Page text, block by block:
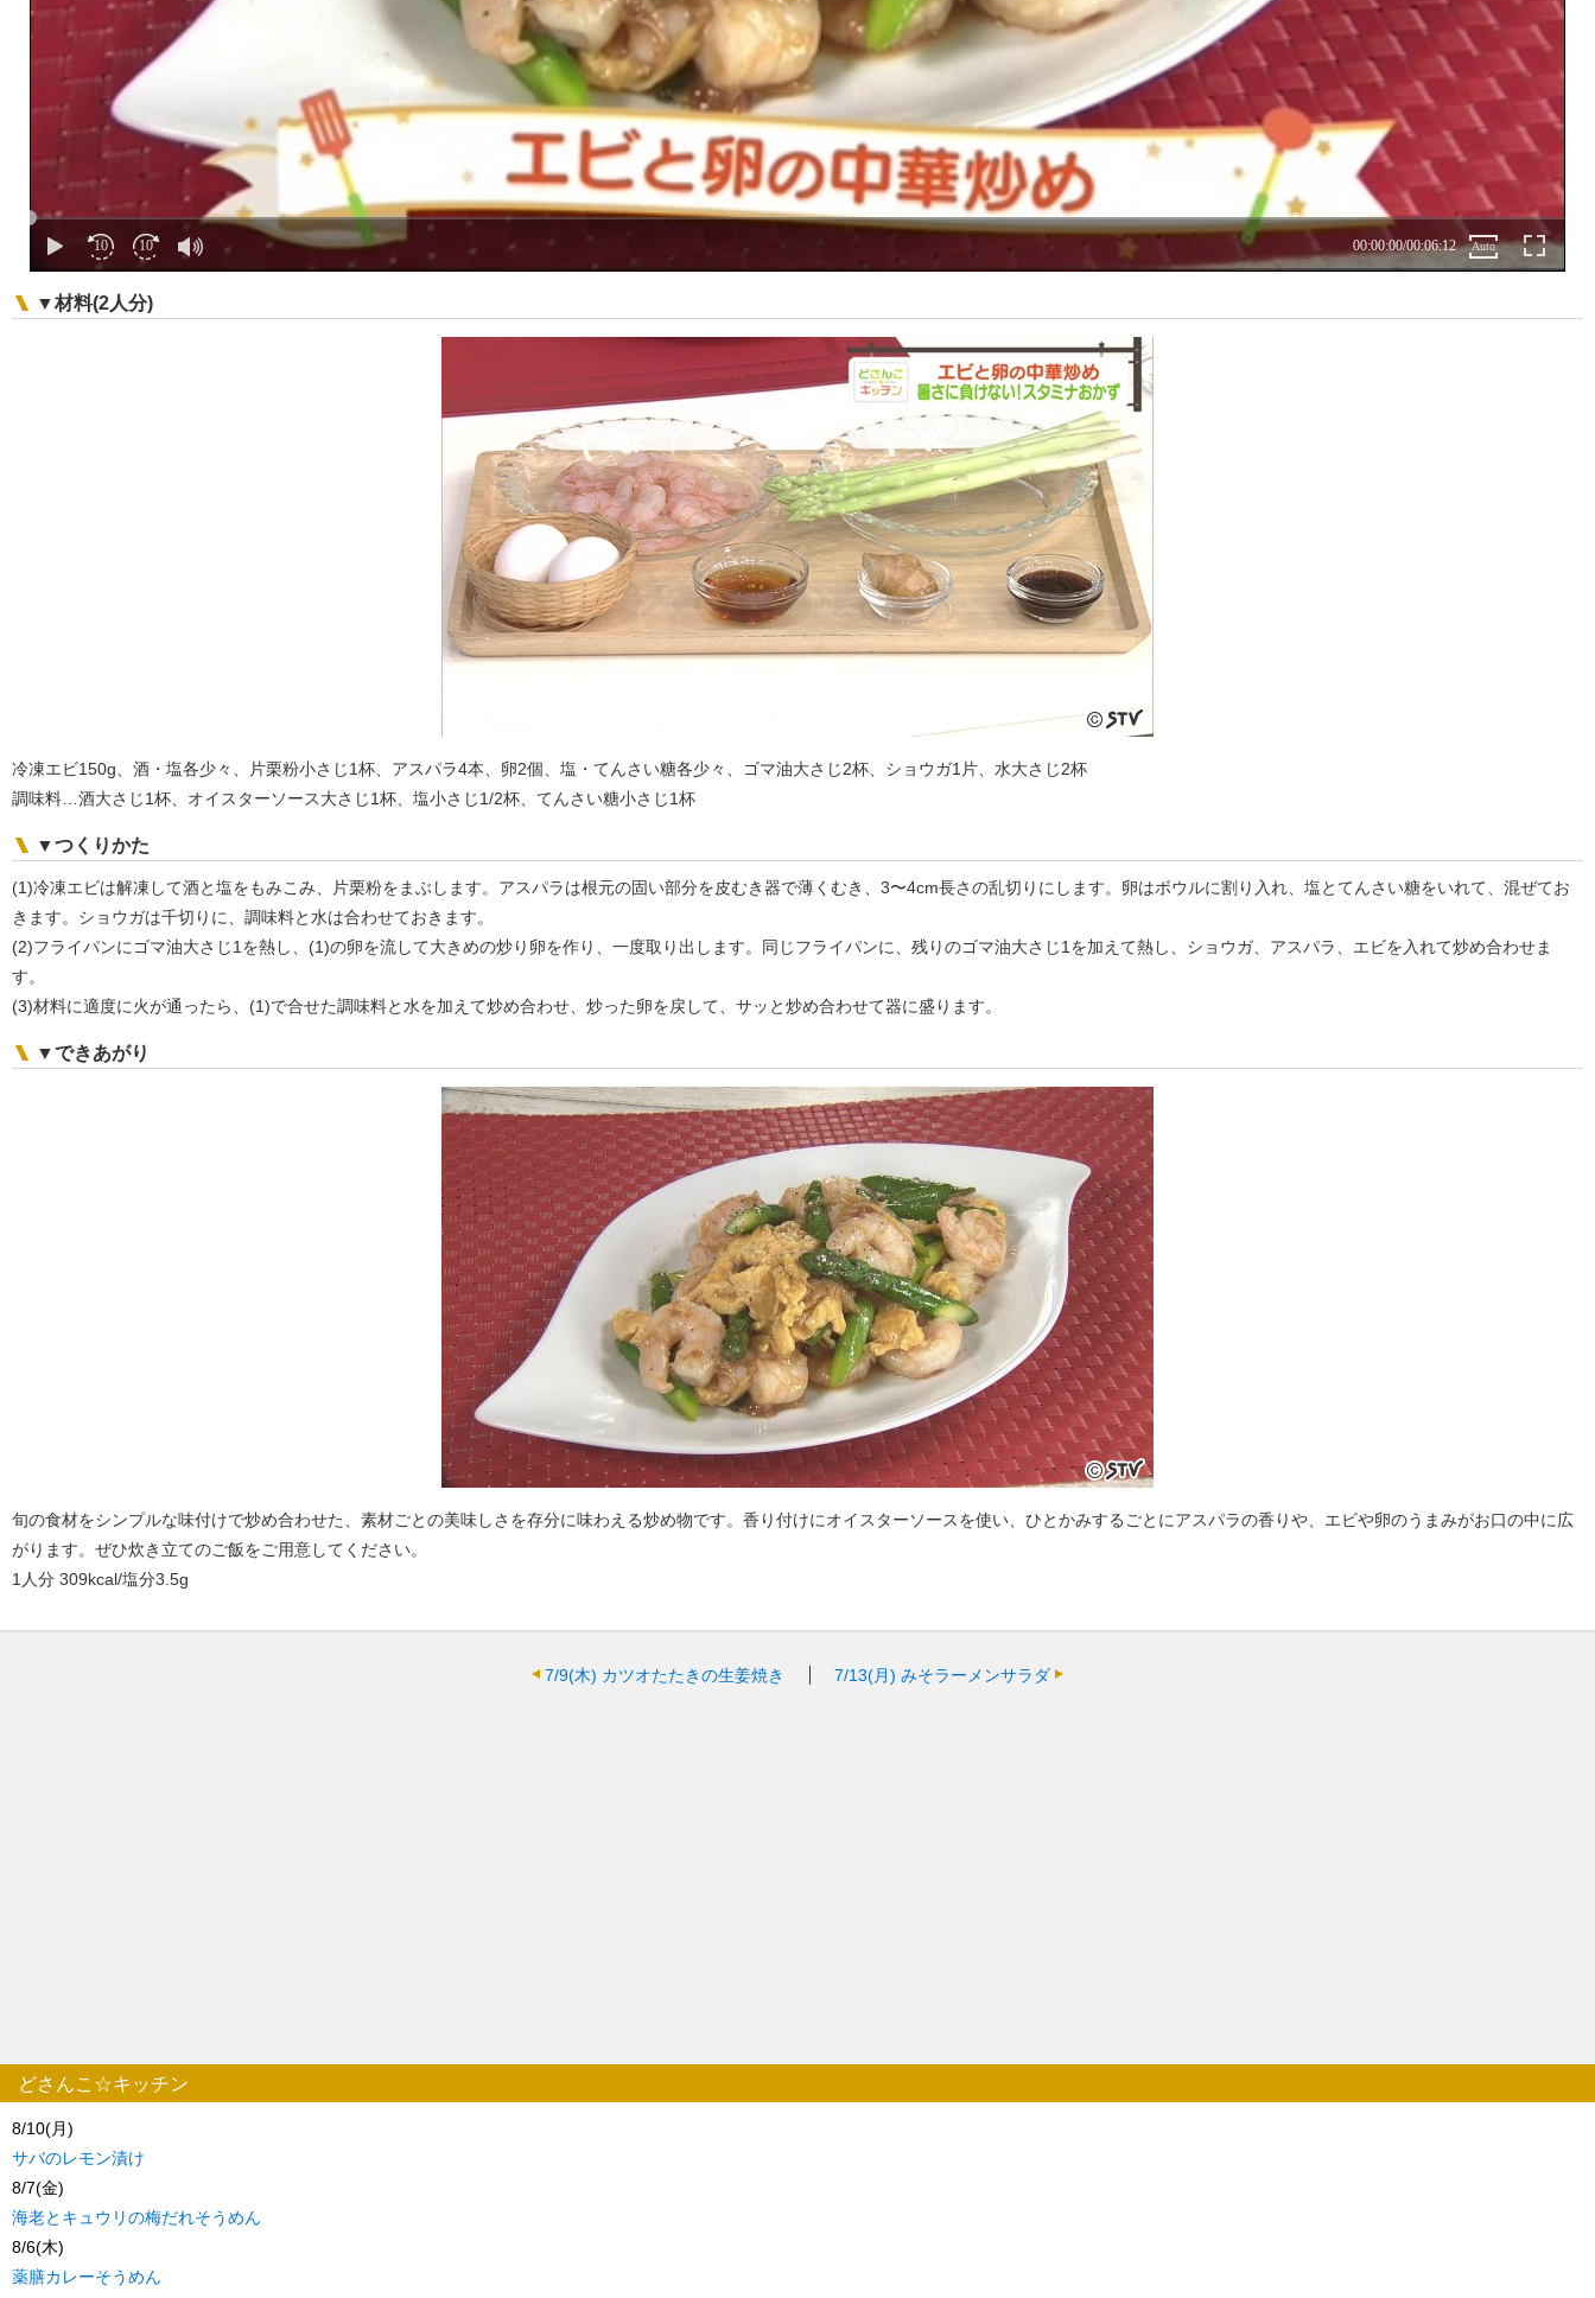
▼材料(2人分)
冷凍エビ150g、酒・塩各少々、片栗粉小さじ1杯、アスパラ4本、卵2個、塩・てんさい糖各少々、ゴマ油大さじ2杯、ショウガ1片、水大さじ2杯
調味料…酒大さじ1杯、オイスターソース大さじ1杯、塩小さじ1/2杯、てんさい糖小さじ1杯
▼つくりかた
(1)冷凍エビは解凍して酒と塩をもみこみ、片栗粉をまぶします。アスパラは根元の固い部分を皮むき器で薄くむき、3〜4cm長さの乱切りにします。卵はボウルに割り入れ、塩とてんさい糖をいれて、混ぜてお
きます。ショウガは千切りに、調味料と水は合わせておきます。
(2)フライパンにゴマ油大さじ1を熱し、(1)の卵を流して大きめの炒り卵を作り、一度取り出します。同じフライパンに、残りのゴマ油大さじ1を加えて熱し、ショウガ、アスパラ、エビを入れて炒め合わせま
す。
(3)材料に適度に火が通ったら、(1)で合せた調味料と水を加えて炒め合わせ、炒った卵を戻して、サッと炒め合わせて器に盛ります。
▼できあがり
旬の食材をシンプルな味付けで炒め合わせた、素材ごとの美味しさを存分に味わえる炒め物です。香り付けにオイスターソースを使い、ひとかみするごとにアスパラの香りや、エビや卵のうまみがお口の中に広
がります。ぜひ炊き立てのご飯をご用意してください。
1人分 309kcal/塩分3.5g
7/9(木) カツオたたきの生姜焼き 7/13(月) みそラーメンサラダ
どさんこ☆キッチン
8/10(月)
サバのレモン漬け
8/7(金)
海老とキュウリの梅だれそうめん
8/6(木)
薬膳カレーそうめん